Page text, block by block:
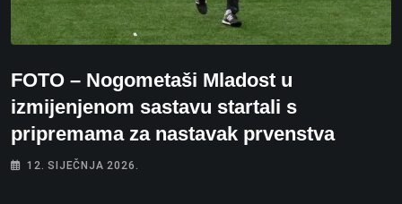
FOTO – Nogometaši Mladost u
izmijenjenom sastavu startali s
pripremama za nastavak prvenstva
12. SIJEČNJA 2026.